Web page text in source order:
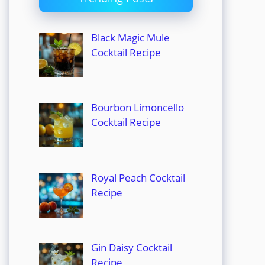
Black Magic Mule
Cocktail Recipe
Bourbon Limoncello
Cocktail Recipe
Royal Peach Cocktail
Recipe
Gin Daisy Cocktail